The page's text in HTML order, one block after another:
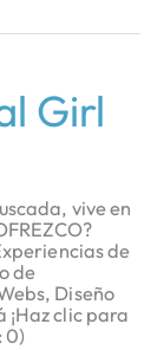
Girl
vive en
de
de
Diseño
clic para
0)